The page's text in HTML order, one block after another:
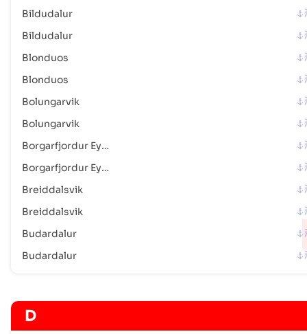
Vestmannaeyjar
地址 :Vestmannaeyjar (ISVES), Iceland, Europe
邮政编码 :
Vogar
地址 :Vogar (ISVOG), Iceland, Europe
邮政编码 :-
Vopnafjordur
地址 :Vopnafjordur (ISVPN), Iceland, Europe
邮政编码 :-
Bildudalur
Bildudalur
Blonduos
Blonduos
Bolungarvik
Bolungarvik
Borgarfjordur Eystri
Borgarfjordur Eystri
Breiddalsvik
Breiddalsvik
Budardalur
Budardalur
D